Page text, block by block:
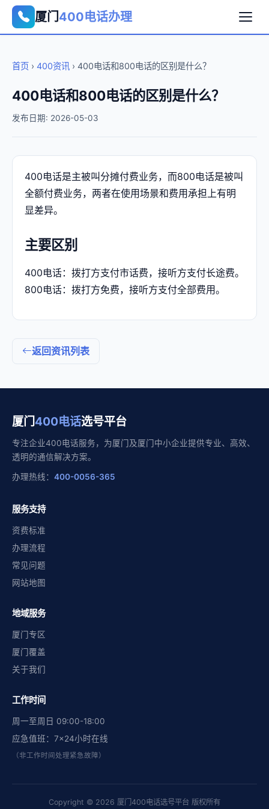
厦门400电话办理
首页 › 400资讯 › 400电话和800电话的区别是什么？
400电话和800电话的区别是什么？
发布日期: 2026-05-03
400电话是主被叫分摊付费业务，而800电话是被叫
全额付费业务，两者在使用场景和费用承担上有明
显差异。
主要区别
400电话：拨打方支付市话费，接听方支付长途费。
800电话：拨打方免费，接听方支付全部费用。
返回资讯列表
厦门400电话选号平台
专注企业400电话服务，为厦门及厦门中小企业提供专业、高效、
透明的通信解决方案。
办理热线： 400-0056-365
服务支持
资费标准
办理流程
常见问题
网站地图
地域服务
厦门专区
厦门覆盖
关于我们
工作时间
周一至周日 09:00-18:00
应急值班：7×24小时在线
（非工作时间处理紧急故障）
Copyright © 2026 厦门400电话选号平台 版权所有